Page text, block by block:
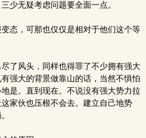
少无疑考虑问题要全面一点。
态，可那也仅仅是相对于他们这个等
了风头，同样也得罪了不少拥有强大
强大的背景做靠山的话，当然不惧怕
是。直到现在。不说没有强大势力拉
家伙也压根不会去。建立自己地势